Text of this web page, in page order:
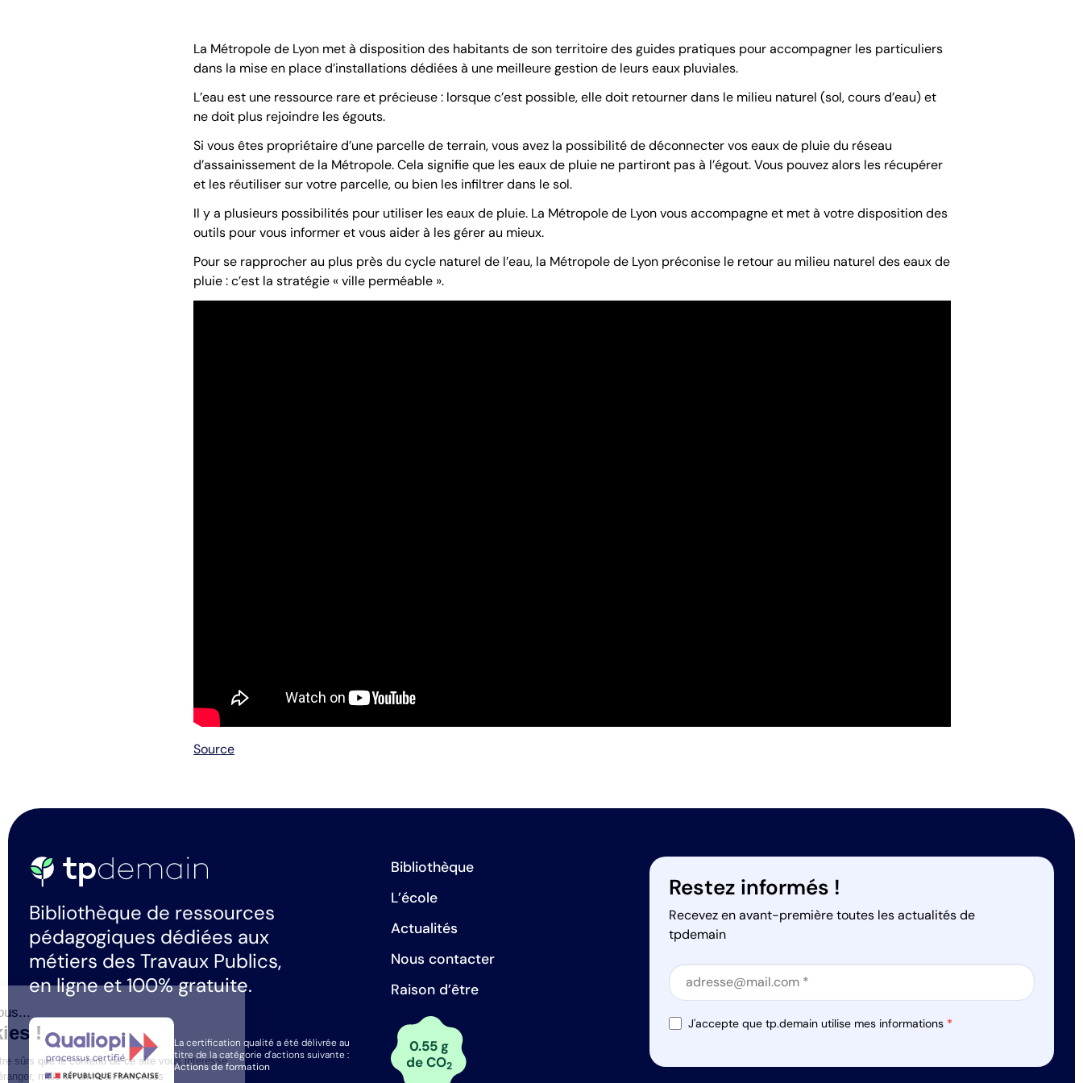
La Métropole de Lyon met à disposition des habitants de son territoire des guides pratiques pour accompagner les particuliers
dans la mise en place d’installations dédiées à une meilleure gestion de leurs eaux pluviales.
L’eau est une ressource rare et précieuse : lorsque c’est possible, elle doit retourner dans le milieu naturel (sol, cours d’eau) et
ne doit plus rejoindre les égouts.
Si vous êtes propriétaire d’une parcelle de terrain, vous avez la possibilité de déconnecter vos eaux de pluie du réseau
d’assainissement de la Métropole. Cela signifie que les eaux de pluie ne partiront pas à l’égout. Vous pouvez alors les récupérer
et les réutiliser sur votre parcelle, ou bien les infiltrer dans le sol.
Il y a plusieurs possibilités pour utiliser les eaux de pluie. La Métropole de Lyon vous accompagne et met à votre disposition des
outils pour vous informer et vous aider à les gérer au mieux.
Pour se rapprocher au plus près du cycle naturel de l’eau, la Métropole de Lyon préconise le retour au milieu naturel des eaux de
pluie : c’est la stratégie « ville perméable ».
Source
Bibliothèque de ressources
pédagogiques dédiées aux
métiers des Travaux Publics,
en ligne et 100% gratuite.
La certification qualité a été délivrée au
titre de la catégorie d'actions suivante :
Actions de formation
Bibliothèque
L’école
Actualités
Nous contacter
Raison d’être
0.55 g
de CO2
Restez informés !
Recevez en avant-première toutes les actualités de
tpdemain
Section
Section
J'accepte que tp.demain utilise mes informations *
les Cookies !
On a attendu d'être sûrs que le contenu de ce site vous intéresse
avant de vous déranger, mais on aimerait bien vous